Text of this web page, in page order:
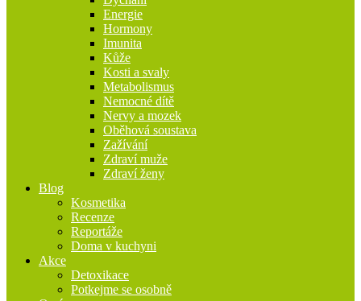
Energie
Hormony
Imunita
Kůže
Kosti a svaly
Metabolismus
Nemocné dítě
Nervy a mozek
Oběhová soustava
Zažívání
Zdraví muže
Zdraví ženy
Blog
Kosmetika
Recenze
Reportáže
Doma v kuchyni
Akce
Detoxikace
Potkejme se osobně